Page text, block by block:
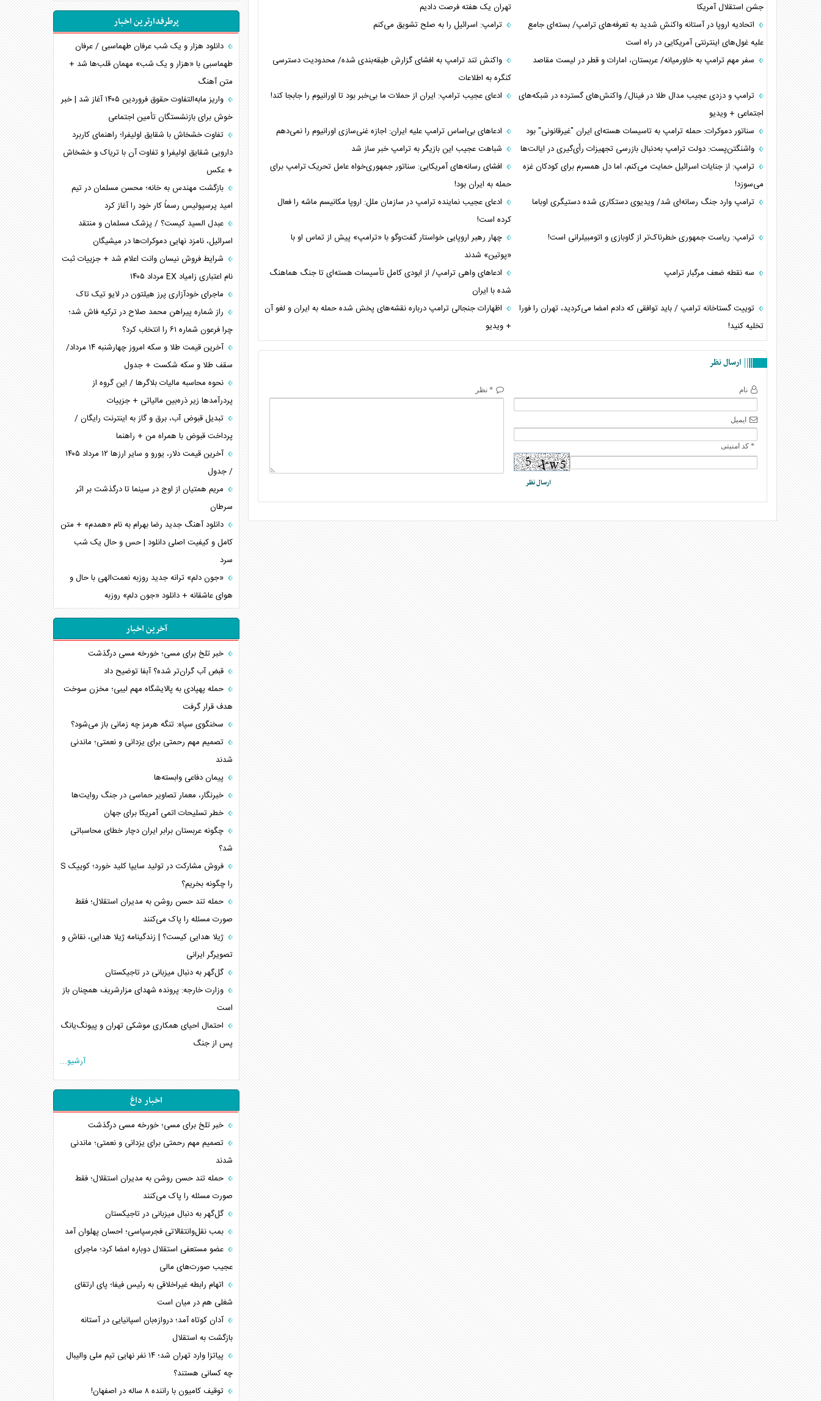
جشن استقلال آمریکا
تهران یک هفته فرصت دادیم
اتحادیه اروپا در آستانه واکنش شدید به تعرفه‌های ترامپ/ بسته‌ای جامع
علیه غول‌های اینترنتی آمریکایی در راه است
ترامپ: اسرائیل را به صلح تشویق می‌کنم
سفر مهم ترامپ به خاورمیانه/ عربستان، امارات و قطر در لیست مقاصد
واکنش تند ترامپ به افشای گزارش طبقه‌بندی شده/ محدودیت دسترسی
کنگره به اطلاعات
ترامپ و دزدی عجیب مدال طلا در فینال/ واکنش‌های گسترده در شبکه‌های
اجتماعی + ویدیو
ادعای عجیب ترامپ: ایران از حملات ما بی‌خبر بود تا اورانیوم را جابجا کند!
سناتور دموکرات: حمله ترامپ به تاسیسات هسته‌ای ایران "غیرقانونی" بود
ادعاهای بی‌اساس ترامپ علیه ایران: اجازه غنی‌سازی اورانیوم را نمی‌دهم
واشنگتن‌پست: دولت ترامپ به‌دنبال بازرسی تجهیزات رأی‌گیری در ایالت‌ها
شباهت عجیب این بازیگر به ترامپ خبر ساز شد
ترامپ: از جنایات اسرائیل حمایت می‌کنم، اما دل همسرم برای کودکان غزه
می‌سوزد!
افشای رسانه‌های آمریکایی: سناتور جمهوری‌خواه عامل تحریک ترامپ برای
حمله به ایران بود!
ترامپ وارد جنگ رسانه‌ای شد/ ویدیوی دستکاری‌ شده دستیگری اوباما
ادعای عجیب نماینده ترامپ در سازمان ملل: اروپا مکانیسم ماشه را فعال
کرده است!
ترامپ: ریاست جمهوری خطرناک‌تر از گاوبازی و اتومبیلرانی است!
چهار رهبر اروپایی خواستار گفت‌و‌گو با «ترامپ» پیش از تماس او با
«پوتین» شدند
سه نقطه ضعف مرگبار ترامپ
ادعاهای واهی ترامپ/ از ابودی کامل تأسیسات هسته‌ای تا جنگ هماهنگ
شده با ایران
توییت گستاخانه ترامپ / باید توافقی که دادم امضا می‌کردید، تهران را فورا
تخلیه کنید!
اظهارات جنجالی ترامپ درباره نقشه‌های پخش شده حمله به ایران و لغو آن
+ ویدیو
ارسال نظر
نام
ایمیل
* کد امنیتی
* نظر
چگونه مقاومت صحنه جنگ را تغییر می‌دهد؟
جنگ رمضان و معضل حضور نظامیان آمریکایی
تحلیل جامع پدیده تراستی‌ها
تأثیر جنگ ایران و آمریکا بر اقتصاد جهانی
تخریب پل‌ها در اوکراین و فروپاشی روایت دوگانه
غرب
اربعین، کابوس مشترک تل‌آویو-واشنگتن
برنامه هفتم توسعه در نقطه کور سیاستگذاری
کنوانسیون دریای خزر در راستای منافع ملی است؟
اوکراین بازوی مخرب آمریکا در غرب آسیا
اهمیت راهبردی اردن برای آمریکا
پرطرفدارترین اخبار
دانلود هزار و یک شب عرفان طهماسبی / عرفان
طهماسبی با «هزار و یک شب» مهمان قلب‌ها شد +
متن آهنگ
واریز مابه‌التفاوت حقوق فروردین ۱۴۰۵ آغاز شد | خبر
خوش برای بازنشستگان تأمین اجتماعی
تفاوت خشخاش با شقایق اولیفرا؛ راهنمای کاربرد
دارویی شقایق اولیفرا و تفاوت آن با تریاک و خشخاش
+ عکس
بازگشت مهندس به خانه؛ محسن مسلمان در تیم
امید پرسپولیس رسماً کار خود را آغاز کرد
عبدل السید کیست؟ / پزشک مسلمان و منتقد
اسرائیل، نامزد نهایی دموکرات‌ها در میشیگان
شرایط فروش نیسان وانت اعلام شد + جزییات ثبت
نام اعتباری زامیاد EX مرداد ۱۴۰۵
ماجرای خودآزاری پرز هیلتون در لایو تیک تاک
راز شماره پیراهن محمد صلاح در ترکیه فاش شد؛
چرا فرعون شماره ۶۱ را انتخاب کرد؟
آخرین قیمت طلا و سکه امروز چهارشنبه ۱۴ مرداد/
سقف طلا و سکه شکست + جدول
نحوه محاسبه مالیات بلاگر‌ها / این گروه از
پردرآمد‌ها زیر ذره‌بین مالیاتی + جزییات
تبدیل قبوض آب، برق و گاز به اینترنت رایگان /
پرداخت قبوض با همراه من + راهنما
آخرین قیمت دلار، یورو و سایر ارز‌ها ۱۲ مرداد ۱۴۰۵
/ جدول
مریم همتیان از اوج در سینما تا درگذشت بر اثر
سرطان
دانلود آهنگ جدید رضا بهرام به نام «همدم» + متن
کامل و کیفیت اصلی دانلود | حس و حال یک شب
سرد
«جون دلم» ترانه جدید روزبه نعمت‌الهی با حال و
هوای عاشقانه + دانلود «جون دلم» روزبه
آخرین اخبار
خبر تلخ برای مسی؛ خورخه مسی درگذشت
قبض آب گران‌تر شده؟ آبفا توضیح داد
حمله پهپادی به پالایشگاه مهم لیبی؛ مخزن سوخت
هدف قرار گرفت
سخنگوی سپاه: تنگه هرمز چه زمانی باز می‌شود؟
تصمیم مهم رحمتی برای یزدانی و نعمتی؛ ماندنی
شدند
پیمان دفاعی‌ وابسته‌ها
خبرنگار، معمار تصاویر حماسی در جنگ روایت‌ها
خطر تسلیحات اتمی آمریکا برای جهان
چگونه عربستان برابر ایران دچار خطای محاسباتی
شد؟
فروش مشارکت در تولید سایپا کلید خورد؛ کوییک S
را چگونه بخریم؟
حمله تند حسن روشن به مدیران استقلال؛ فقط
صورت مسئله را پاک می‌کنند
ژیلا هدایی کیست؟ | زندگینامه ژیلا هدایی، نقاش و
تصویرگر ایرانی
گل‌گهر به دنبال میزبانی در تاجیکستان
وزارت خارجه: پرونده شهدای مزارشریف همچنان باز
است
احتمال احیای همکاری موشکی تهران و پیونگ‌یانگ
پس از جنگ
آرشیو...
اخبار داغ
خبر تلخ برای مسی؛ خورخه مسی درگذشت
تصمیم مهم رحمتی برای یزدانی و نعمتی؛ ماندنی
شدند
حمله تند حسن روشن به مدیران استقلال؛ فقط
صورت مسئله را پاک می‌کنند
گل‌گهر به دنبال میزبانی در تاجیکستان
بمب نقل‌وانتقالاتی فجرسپاسی؛ احسان پهلوان آمد
عضو مستعفی استقلال دوباره امضا کرد؛ ماجرای
عجیب صورت‌های مالی
اتهام رابطه غیراخلاقی به رئیس فیفا؛ پای ارتقای
شغلی هم در میان است
آدان کوتاه آمد؛ دروازه‌بان اسپانیایی در آستانه
بازگشت به استقلال
پیاتزا وارد تهران شد؛ ۱۴ نفر نهایی تیم ملی والیبال
چه کسانی هستند؟
توقیف کامیون با راننده ۸ ساله در اصفهان!